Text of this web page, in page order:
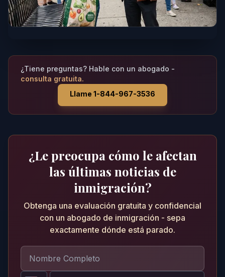
¿Tiene preguntas? Hable con un abogado -
consulta gratuita.
Llame 1-844-967-3536
¿Le preocupa cómo le afectan
las últimas noticias de
inmigración?
Obtenga una evaluación gratuita y confidencial
con un abogado de inmigración - sepa
exactamente dónde está parado.